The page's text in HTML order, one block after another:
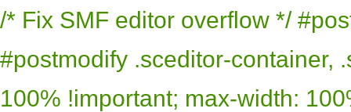
/* Fix SMF editor overflow */
#postmodify .sceditor-container,
100% !important; max-width: